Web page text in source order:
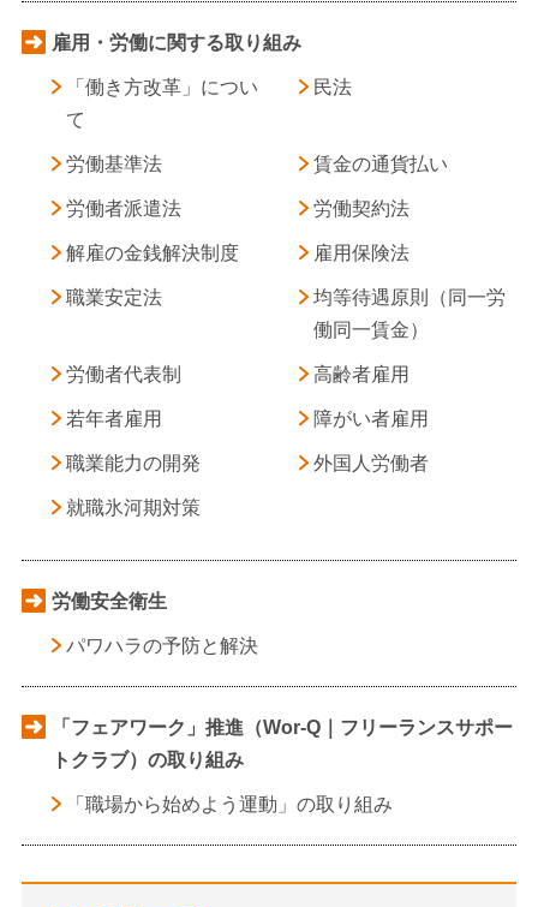
雇用・労働に関する取り組み
「働き方改革」につい
て
民法
労働基準法 賃金の通貨払い
労働者派遣法 労働契約法
解雇の金銭解決制度 雇用保険法
職業安定法
均等待遇原則（同一労
働同一賃金）
労働者代表制 高齢者雇用
若年者雇用 障がい者雇用
職業能力の開発 外国人労働者
就職氷河期対策
労働安全衛生
パワハラの予防と解決
「フェアワーク」推進（Wor-Q｜フリーランスサポー
トクラブ）の取り組み
「職場から始めよう運動」の取り組み